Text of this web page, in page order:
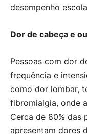
desempenho
Dor de cabeça e
Pessoas com dor
frequência e
como dor lombar,
fibromialgia, onde
Cerca de 80% das
apresentam dores